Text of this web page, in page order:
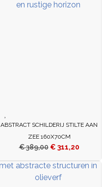
ABSTRACT SCHILDERIJ STILTE AAN
ZEE 160X70CM
€389,00 € 311,20